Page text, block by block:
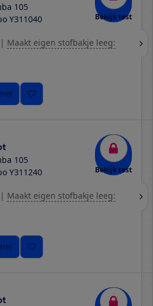
105
Y311040
Bekijk test
| Maakt eigen stofbakje leeg:
105
Y311240
Bekijk test
| Maakt eigen stofbakje leeg: